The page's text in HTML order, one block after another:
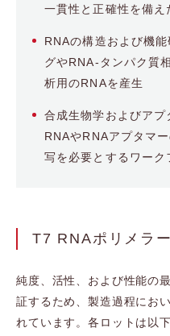
一貫性と正確性を備え
RNAの構造および機
グやRNA-タンパク質
析用のRNAを産生
合成生物学およびアプ
RNAやRNAアプタマ
写を必要とするワーク
T7 RNAポリメラ
純度、活性、および性能の
証するため、製造過程にお
れています。各ロットは以